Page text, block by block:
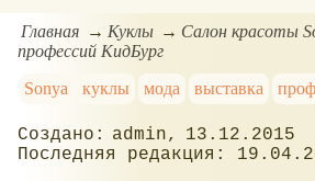
Главная Куклы
Салон красоты
профессий КидБург
Sonya
куклы мода выставка
admin
13.12.2015